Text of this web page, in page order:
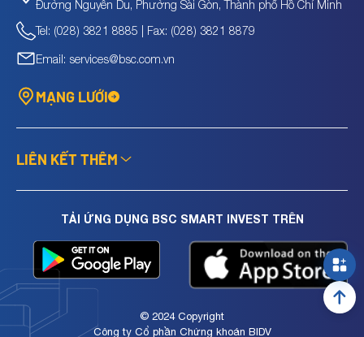
Đường Nguyễn Du, Phường Sài Gòn, Thành phố Hồ Chí Minh
Tel: (028) 3821 8885 | Fax: (028) 3821 8879
Email: services@bsc.com.vn
MẠNG LƯỚI
LIÊN KẾT THÊM
TẢI ỨNG DỤNG BSC SMART INVEST TRÊN
© 2024 Copyright
Công ty Cổ phần Chứng khoán BIDV